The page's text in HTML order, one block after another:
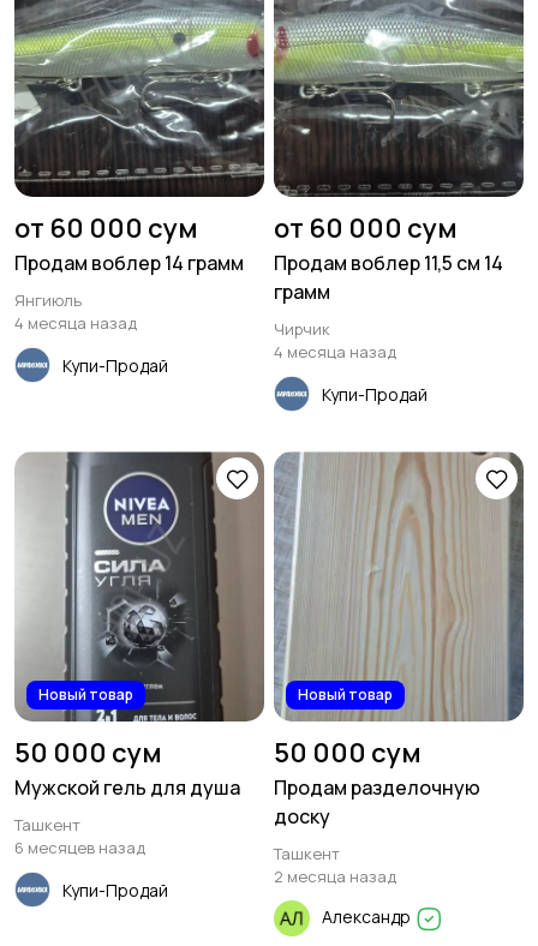
от 60 000 сум
Продам воблер 14 грамм
Янгиюль
4 месяца назад
Купи-Продай
от 60 000 сум
Продам воблер 11,5 см 14
грамм
Чирчик
4 месяца назад
Купи-Продай
Новый товар
50 000 сум
Мужской гель для душа
Ташкент
6 месяцев назад
Купи-Продай
Новый товар
50 000 сум
Продам разделочную
доску
Ташкент
2 месяца назад
Александр